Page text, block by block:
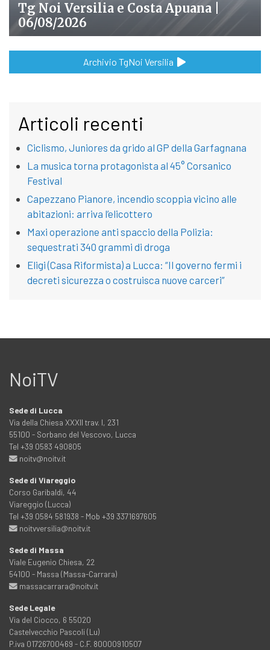
Tg Noi Versilia e Costa Apuana |
06/08/2026
Archivio TgNoi Versilia
Articoli recenti
Ciclismo, Juniores da grido al GP della Garfagnana
La musica torna protagonista al 45° Corsanico
Festival
Capezzano Pianore, incendio scoppia vicino alle
abitazioni: arriva l’elicottero
Maxi operazione anti spaccio della Polizia:
sequestrati 340 grammi di droga
Eligi (Casa Riformista) a Lucca: “Il governo fermi i
decreti sicurezza o costruisca nuove carceri”
NoiTV
Sede di Lucca
Via della Chiesa XXXII trav. I, 231
55100 - Sorbano del Vescovo, Lucca
Tel +39 0583 490805
noitv@noitv.it
Sede di Viareggio
Corso Garibaldi, 44
Viareggio (Lucca)
Tel +39 0584 581938 - Mob +39 3371697605
noitvversilia@noitv.it
Sede di Massa
Viale Eugenio Chiesa, 22
54100 - Massa (Massa-Carrara)
massacarrara@noitv.it
Sede Legale
Via del Ciocco, 6 55020
Castelvecchio Pascoli (Lu)
P.iva 01726700469 - C.F. 80000910507